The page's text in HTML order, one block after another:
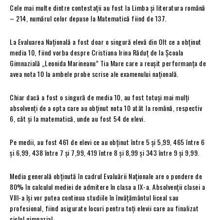
Cele mai multe dintre contestații au fost la Limba și literatura română
– 214, numărul celor depuse la Matematică fiind de 137.
La Evaluarea Națională a fost doar o singură elevă din Olt ce a obținut
media 10, fiind vorba despre Cristiana Irina Răduț de la Școala
Gimnazială „Leonida Marineanu” Tia Mare care a reușit performanța de
avea nota 10 la ambele probe scrise ale examenului națională.
Chiar dacă a fost o singură de media 10, au fost totuși mai mulți
absolvenți de a opta care au obținut nota 10 atât la română, respectiv
6, cât și la matematică, unde au fost 54 de elevi.
Pe medii, au fost 461 de elevi ce au obținut între 5 și 5,99, 465 între 6
și 6,99, 438 între 7 și 7,99, 419 între 8 și 8,99 și 343 între 9 și 9,99.
Media generală obținută în cadrul Evaluării Naționale are o pondere de
80% în calculul mediei de admitere în clasa a IX-a. Absolvenții clasei a
VIII-a își vor putea continua studiile în învățământul liceal sau
profesional, fiind asigurate locuri pentru toți elevii care au finalizat